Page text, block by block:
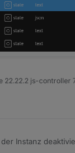
hinzugefügt",
22.22.2 js-controller
Instanz